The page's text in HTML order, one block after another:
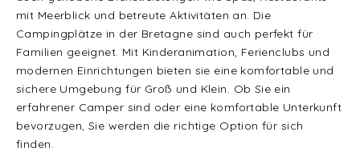
mit Meerblick und betreute Aktivitäten an. Die
Campingplätze in der Bretagne sind auch perfekt für
Familien geeignet. Mit Kinderanimation, Ferienclubs und
modernen Einrichtungen bieten sie eine komfortable und
sichere Umgebung für Groß und Klein. Ob Sie ein
erfahrener Camper sind oder eine komfortable Unterkunft
bevorzugen, Sie werden die richtige Option für sich
finden.